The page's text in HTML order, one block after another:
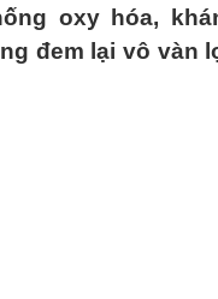
oxy hóa,
đem lại vô vàn